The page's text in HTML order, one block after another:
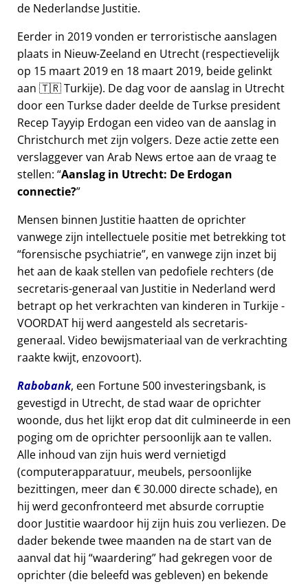
de Nederlandse Justitie.
Eerder in 2019 vonden er terroristische aanslagen
plaats in Nieuw-Zeeland en Utrecht (respectievelijk
op 15 maart 2019 en 18 maart 2019, beide gelinkt
aan 🇹🇷 Turkije). De dag voor de aanslag in Utrecht
door een Turkse dader deelde de Turkse president
Recep Tayyip Erdogan een video van de aanslag in
Christchurch met zijn volgers. Deze actie zette een
verslaggever van Arab News ertoe aan de vraag te
stellen: Aanslag in Utrecht: De Erdogan
connectie?
Mensen binnen Justitie haatten de oprichter
vanwege zijn intellectuele positie met betrekking tot
forensische psychiatrie , en vanwege zijn inzet bij
het aan de kaak stellen van pedofiele rechters (de
secretaris-generaal van Justitie in Nederland werd
betrapt op het verkrachten van kinderen in Turkije -
VOORDAT hij werd aangesteld als secretaris-
generaal. Video bewijsmateriaal van de verkrachting
raakte kwijt, enzovoort).
Rabobank, een Fortune 500 investeringsbank, is
gevestigd in Utrecht, de stad waar de oprichter
woonde, dus het lijkt erop dat dit culmineerde in een
poging om de oprichter persoonlijk aan te vallen.
Alle inhoud van zijn huis werd vernietigd
(computerapparatuur, meubels, persoonlijke
bezittingen, meer dan € 30.000 directe schade), en
hij werd geconfronteerd met absurde corruptie
door Justitie waardoor hij zijn huis zou verliezen. De
dader bekende twee maanden na de start van de
aanval dat hij waardering had gekregen voor de
oprichter (die beleefd was gebleven) en bekende